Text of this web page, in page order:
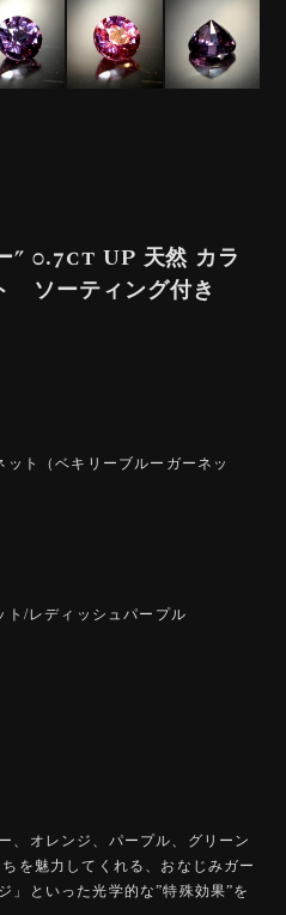
” 0.7ct UP 天然 カラ
ソーティング付き
ット（ベキリーブルーガーネッ
ト/レディッシュパープル
、オレンジ、パープル、グリーン
を魅力してくれる、おなじみガー
」といった光学的な”特殊効果”を